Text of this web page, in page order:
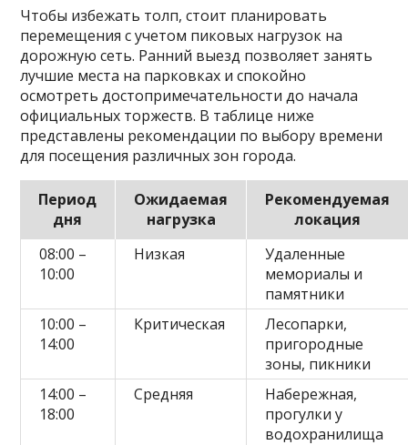
Чтобы избежать толп, стоит планировать
перемещения с учетом пиковых нагрузок на
дорожную сеть. Ранний выезд позволяет занять
лучшие места на парковках и спокойно
осмотреть достопримечательности до начала
официальных торжеств. В таблице ниже
представлены рекомендации по выбору времени
для посещения различных зон города.
Период
дня
Ожидаемая
нагрузка
Рекомендуемая
локация
08:00 –
10:00
Низкая
Удаленные
мемориалы и
памятники
10:00 –
14:00
Критическая
Лесопарки,
пригородные
зоны, пикники
14:00 –
18:00
Средняя
Набережная,
прогулки у
водохранилища